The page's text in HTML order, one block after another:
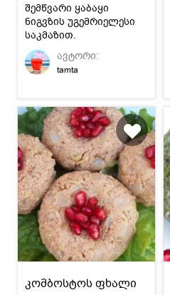
შემწვარი ყაბაყი
ნიგვზის უგემრიელესი
საკმაზით.
ავტორი:
tamta
კომბოსტოს ფხალი